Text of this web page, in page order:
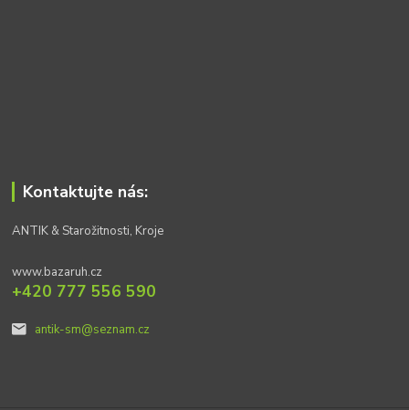
Kontaktujte nás:
ANTIK & Starožitnosti, Kroje
www.bazaruh.cz
+420 777 556 590
antik-sm@seznam.cz